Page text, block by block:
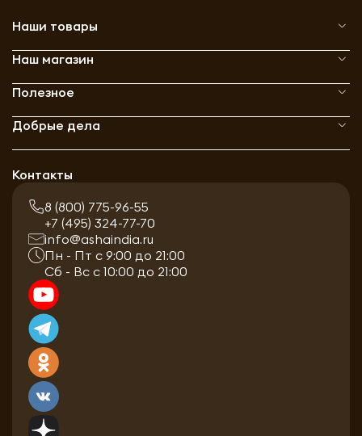
Наши товары
Наш магазин
Полезное
Добрые дела
Контакты
8 (800) 775-96-55
+7 (495) 324-77-70
info@ashaindia.ru
Пн - Пт с 9:00 до 21:00
Сб - Вс с 10:00 до 21:00